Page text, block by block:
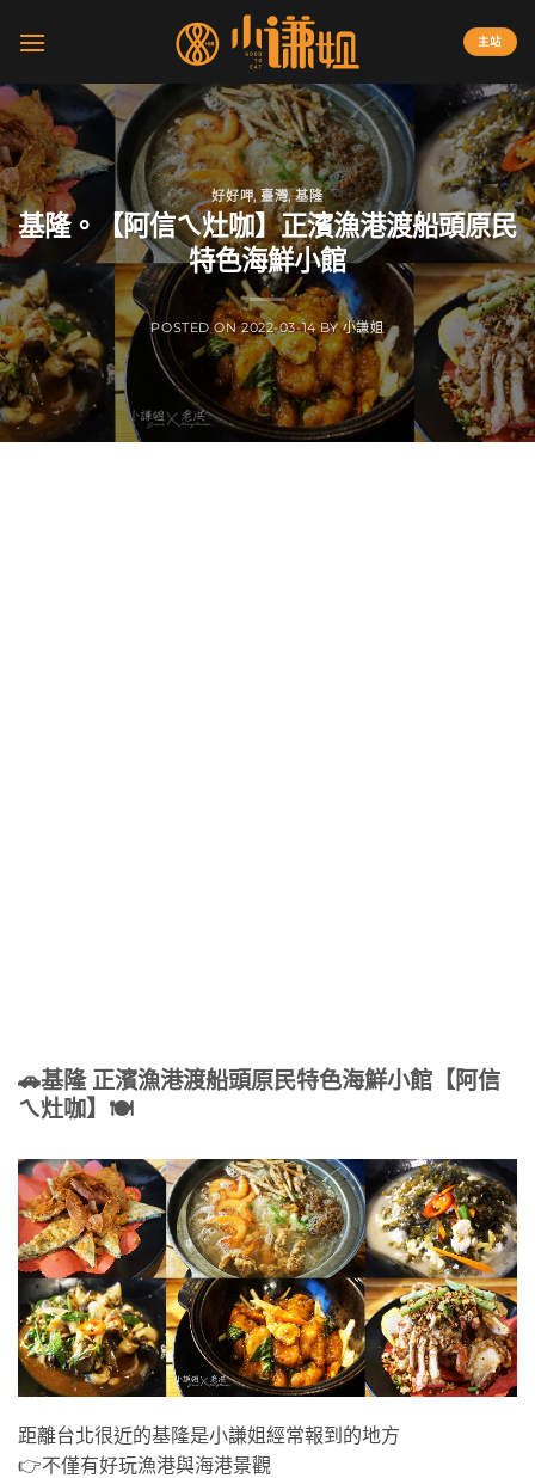
主站
好好呷,臺灣,基隆
基隆。【阿信ㄟ灶咖】正濱漁港渡船頭原民
特色海鮮小館
POSTED ON2022-03-14 BY小謙姐
🚗基隆 正濱漁港渡船頭原民特色海鮮小館【阿信
ㄟ灶咖】 🍽
距離台北很近的基隆是小謙姐經常報到的地方
👉不僅有好玩漁港與海港景觀